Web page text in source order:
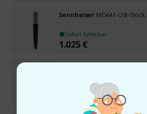
Sennheiser MD441-U B-Stock
Sofort lieferbar
1.025€
Sofort lieferbar